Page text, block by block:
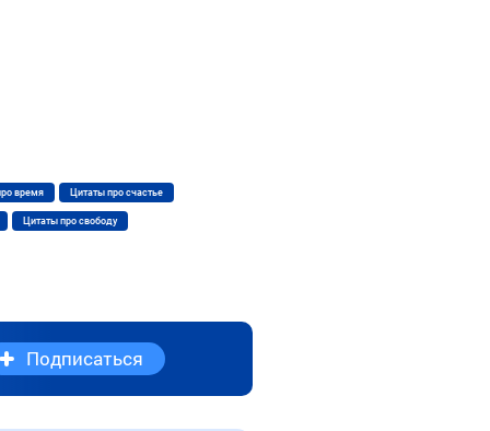
время Цитаты про счастье
Цитаты про свободу
Подписаться